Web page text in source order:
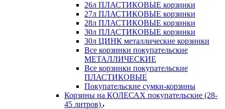
26л ПЛАСТИКОВЫЕ корзинки
27л ПЛАСТИКОВЫЕ корзинки
28л ПЛАСТИКОВЫЕ корзинки
30л ПЛАСТИКОВЫЕ корзинки
30л ЦИНК металлические корзинки
Все корзинки покупательские
МЕТАЛЛИЧЕСКИЕ
Все корзинки покупательские
ПЛАСТИКОВЫЕ
Покупательские сумки-корзины
Корзины на КОЛЕСАХ покупательские (28-
45 литров)